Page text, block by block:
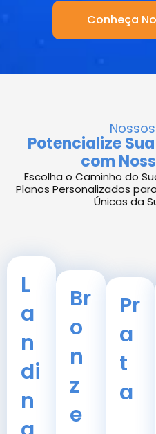
Conheça
Potencialize
com
Escolha o Caminho do
Planos Personalizados
Únicas da
L
a
n
di
n
Br
o
n
z
e
Pr
a
t
a